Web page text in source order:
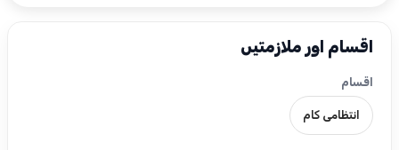
اقسام اور ملازمتیں
اقسام
انتظامی کام